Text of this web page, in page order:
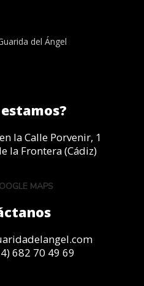
la Calle Porvenir, 1
la Frontera (Cádiz)
MAPS
682 70 49 69